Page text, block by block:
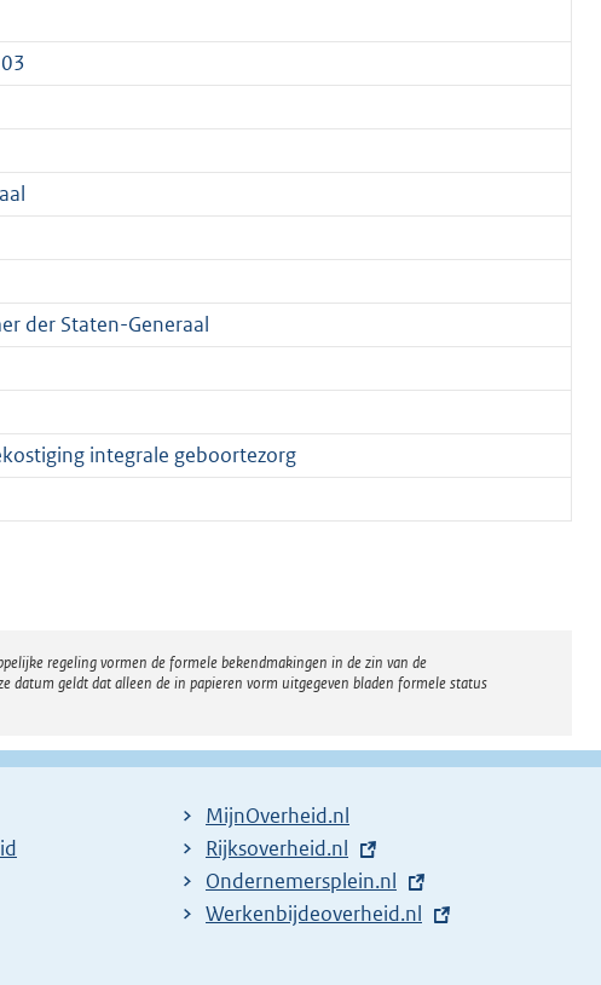
der Staten-Generaal
integrale geboortezorg
regeling vormen de formele bekendmakingen in de zin van de
datum geldt dat alleen de in papieren vorm uitgegeven bladen formele status
MijnOverheid.nl
E
x
t
Rijksoverheid.nl
E
x
Ondernemersplein.nl
E
Werkenbijdeoverheid.nl